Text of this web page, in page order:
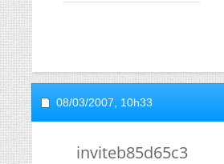
08/03/2007, 10h33
inviteb85d65c3